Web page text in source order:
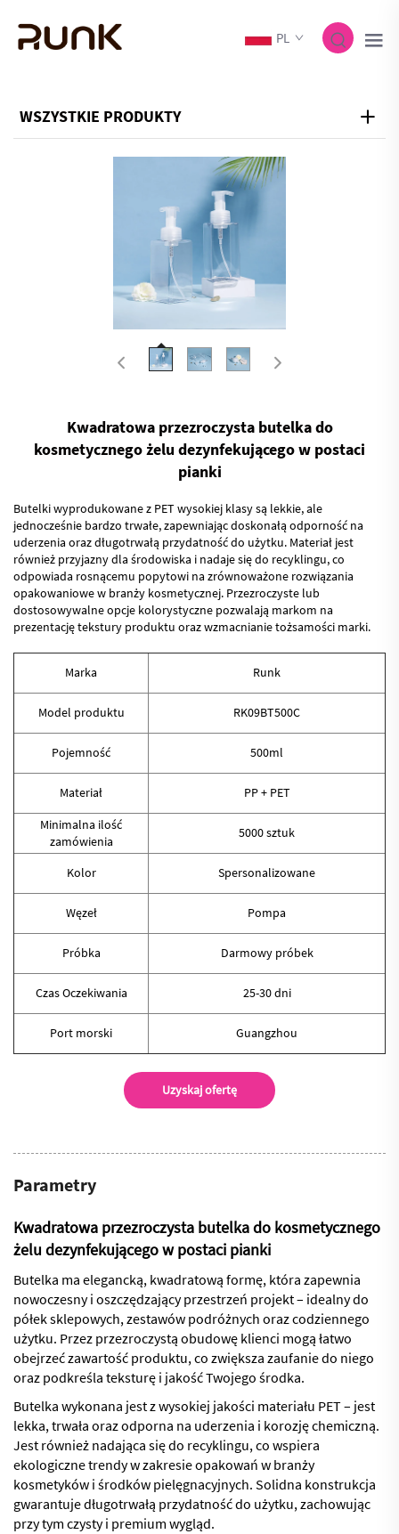
PL
WSZYSTKIE PRODUKTY
Kwadratowa przezroczysta butelka do
kosmetycznego żelu dezynfekującego w postaci
pianki
Butelki wyprodukowane z PET wysokiej klasy są lekkie, ale
jednocześnie bardzo trwałe, zapewniając doskonałą odporność na
uderzenia oraz długotrwałą przydatność do użytku. Materiał jest
również przyjazny dla środowiska i nadaje się do recyklingu, co
odpowiada rosnącemu popytowi na zrównoważone rozwiązania
opakowaniowe w branży kosmetycznej. Przezroczyste lub
dostosowywalne opcje kolorystyczne pozwalają markom na
prezentację tekstury produktu oraz wzmacnianie tożsamości marki.
Marka Runk
Model produktu RK09BT500C
Pojemność 500ml
Materiał PP + PET
Minimalna ilość
zamówienia
5000 sztuk
Kolor Spersonalizowane
Węzeł Pompa
Próbka Darmowy próbek
Czas Oczekiwania 25-30 dni
Port morski Guangzhou
Uzyskaj ofertę
Parametry
Kwadratowa przezroczysta butelka do kosmetycznego
żelu dezynfekującego w postaci pianki
Butelka ma elegancką, kwadratową formę, która zapewnia
nowoczesny i oszczędzający przestrzeń projekt – idealny do
półek sklepowych, zestawów podróżnych oraz codziennego
użytku. Przez przezroczystą obudowę klienci mogą łatwo
obejrzeć zawartość produktu, co zwiększa zaufanie do niego
oraz podkreśla teksturę i jakość Twojego środka.
Butelka wykonana jest z wysokiej jakości materiału PET – jest
lekka, trwała oraz odporna na uderzenia i korozję chemiczną.
Jest również nadająca się do recyklingu, co wspiera
ekologiczne trendy w zakresie opakowań w branży
kosmetyków i środków pielęgnacyjnych. Solidna konstrukcja
gwarantuje długotrwałą przydatność do użytku, zachowując
przy tym czysty i premium wygląd.